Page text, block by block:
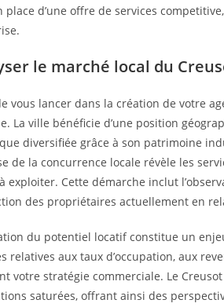
place d’une offre de services
le marché local du
vous lancer dans la création de votre
La ville bénéficie d’une position
diversifiée grâce à son patrimoine
de la concurrence locale révèle les
exploiter. Cette démarche inclut
des propriétaires actuellement en
du potentiel locatif constitue un
relatives aux taux d’occupation, aux
votre stratégie commerciale. Le
saturées, offrant ainsi des